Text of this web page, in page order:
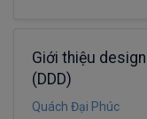
Giới thiệu
(DDD)
Quách Đại Phúc